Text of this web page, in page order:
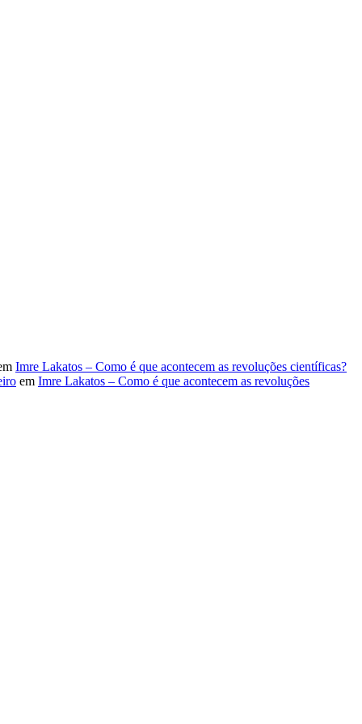
Imre Lakatos – Como é que acontecem as revoluções científicas?
em Imre Lakatos – Como é que acontecem as revoluções